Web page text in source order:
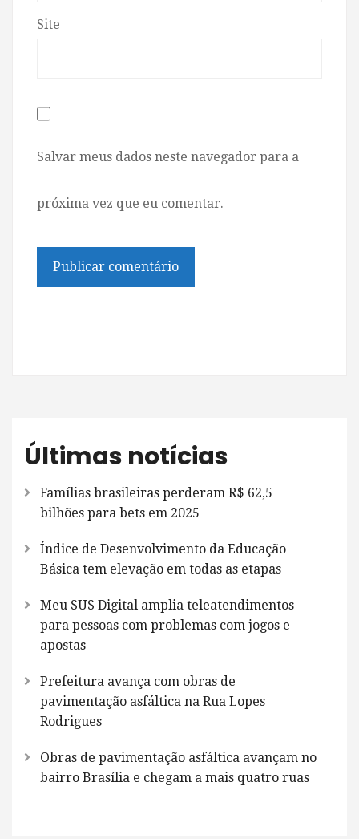
Site
Salvar meus dados neste navegador para a
próxima vez que eu comentar.
Últimas notícias
Famílias brasileiras perderam R$ 62,5
bilhões para bets em 2025
Índice de Desenvolvimento da Educação
Básica tem elevação em todas as etapas
Meu SUS Digital amplia teleatendimentos
para pessoas com problemas com jogos e
apostas
Prefeitura avança com obras de
pavimentação asfáltica na Rua Lopes
Rodrigues
Obras de pavimentação asfáltica avançam no
bairro Brasília e chegam a mais quatro ruas